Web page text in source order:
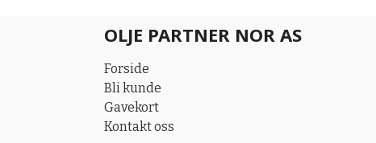
OLJE PARTNER NOR AS
Forside
Bli kunde
Gavekort
Kontakt oss